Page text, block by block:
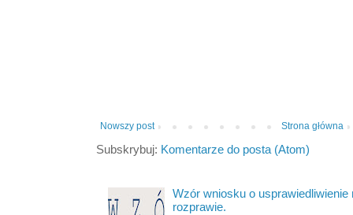
Nowszy post Strona główna
Subskrybuj: Komentarze do posta (Atom)
Wzór wniosku o
rozprawie.